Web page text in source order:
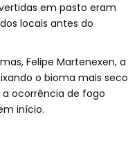
em pasto eram
locais antes do
Felipe Martenexen, a
o bioma mais seco
ocorrência de fogo
início.